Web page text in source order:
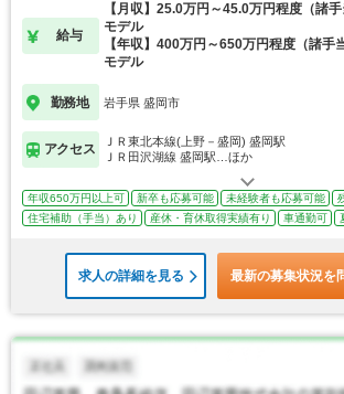
給与
【月収】25.0万円～45.0万円程度（諸
モデル
【年収】400万円～650万円程度（諸手
モデル
勤務地 岩手県 盛岡市
アクセス
ＪＲ東北本線(上野－盛岡) 盛岡駅
ＪＲ田沢湖線 盛岡駅…ほか
年収650万円以上可 新卒も応募可能 未経験者も応募可能
住宅補助（手当）あり
産休・育休取得実績有り 車通勤可
求人の詳細を見る 最新の募集状況を